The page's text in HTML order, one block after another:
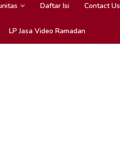
Daftar Isi Contact Us
LP Jasa Video Ramadan